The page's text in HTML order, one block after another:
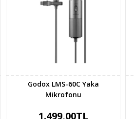
Godox LMS-60C Yaka
Mikrofonu
1.499,00TL